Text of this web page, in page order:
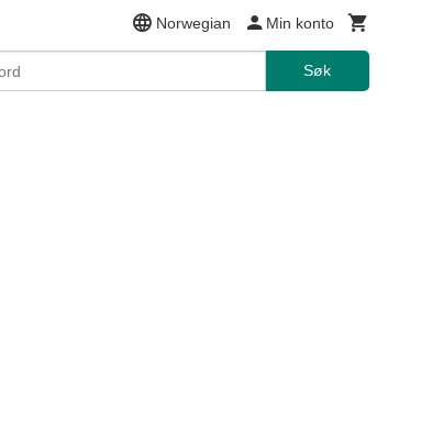
Norwegian Min konto
Søk